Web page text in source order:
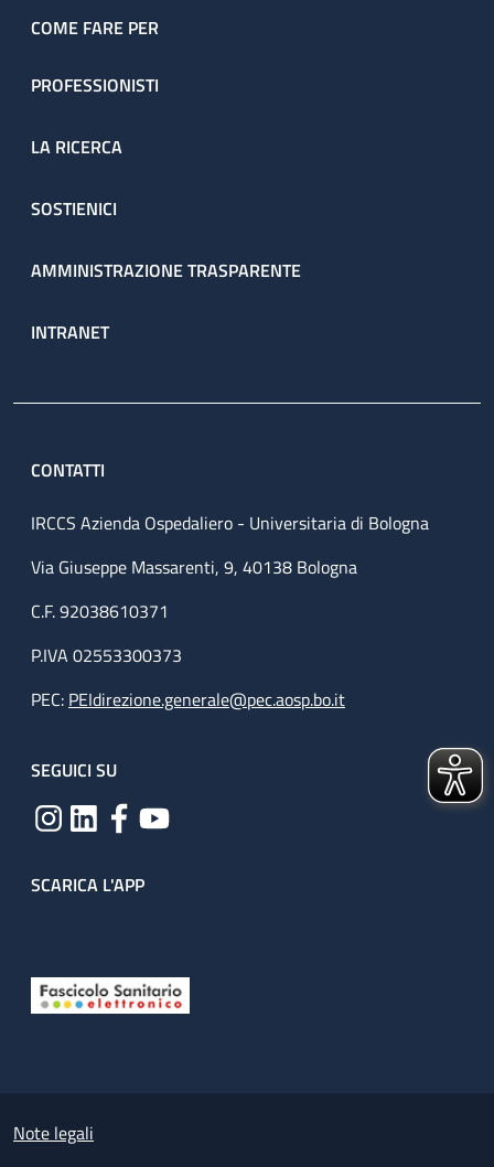
COME FARE PER
PROFESSIONISTI
LA RICERCA
SOSTIENICI
AMMINISTRAZIONE TRASPARENTE
INTRANET
CONTATTI
IRCCS Azienda Ospedaliero - Universitaria di Bologna
Via Giuseppe Massarenti, 9, 40138 Bologna
C.F. 92038610371
P.IVA 02553300373
PEC: PEIdirezione.generale@pec.aosp.bo.it
SEGUICI SU
SCARICA L'APP
Small prints
Note legali